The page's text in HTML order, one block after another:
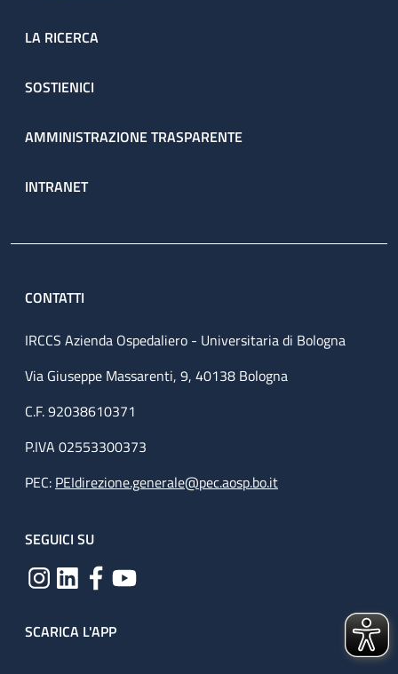
LA RICERCA
SOSTIENICI
AMMINISTRAZIONE TRASPARENTE
INTRANET
CONTATTI
IRCCS Azienda Ospedaliero - Universitaria di Bologna
Via Giuseppe Massarenti, 9, 40138 Bologna
C.F. 92038610371
P.IVA 02553300373
PEC: PEIdirezione.generale@pec.aosp.bo.it
SEGUICI SU
SCARICA L'APP